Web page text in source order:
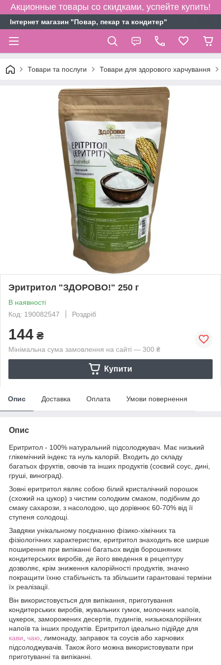
Акционные товары со скидками, успейте купить!
Інтернет магазин "Повар, пекар та кондитер"
Товари та послуги Товари для здорового харчування
Эритритол "ЗДОРОВО!" 250 г
В наявності
Код: 190082547
Роздріб
144 ₴
Мінімальна сума замовлення на сайті — 300 ₴
Купити
Опис Доставка Оплата Умови повернення
Опис
Еритритол - 100% натуральний підсолоджувач. Має низький
глікемічний індекс та нуль калорій. Входить до складу
багатьох фруктів, овочів та інших продуктів (соєвий соус, дині,
груші, виноград).
Зовні еритритол являє собою білий кристалічний порошок
(схожий на цукор) з чистим солодким смаком, подібним до
смаку сахарози, з насолодою, що дорівнює 60-70% від її
ступеня солодощі.
Завдяки унікальному поєднанню фізико-хімічних та
фізіологічних характеристик, еритритол знаходить все ширше
поширення при випіканні багатьох видів борошняних
кондитерських виробів, де його введення в рецептуру
дозволяє, крім зниження калорійності продуктів, значно
покращити їхню стабільність та збільшити гарантовані терміни
їх реалізації.
Він використовується для випікання, приготування
кондитерських виробів, жувальних гумок, молочних напоїв,
цукерок, заморожених десертів, пудингів, низькокалорійних
напоїв та інших продуктів. Еритритол ідеально підійде для
кави чаю , лимонаду, заправок та соусів або харчових
підсолоджувачів. Також його можна використовувати при
приготуванні та випіканні.